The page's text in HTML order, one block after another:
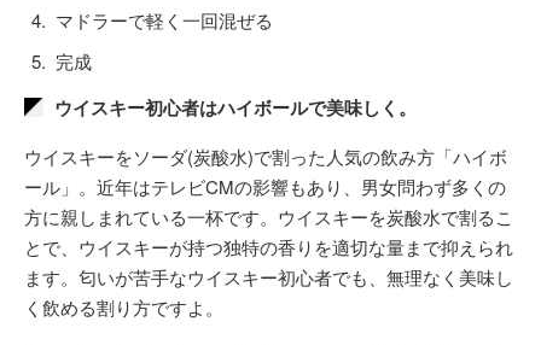
マドラーで軽く一回混ぜる
完成
ウイスキー初心者はハイボールで美味しく。
ウイスキーをソーダ(炭酸水)で割った人気の飲み方「ハイボ
ール」。近年はテレビCMの影響もあり、男女問わず多くの
方に親しまれている一杯です。ウイスキーを炭酸水で割るこ
とで、ウイスキーが持つ独特の香りを適切な量まで抑えられ
ます。匂いが苦手なウイスキー初心者でも、無理なく美味し
く飲める割り方ですよ。